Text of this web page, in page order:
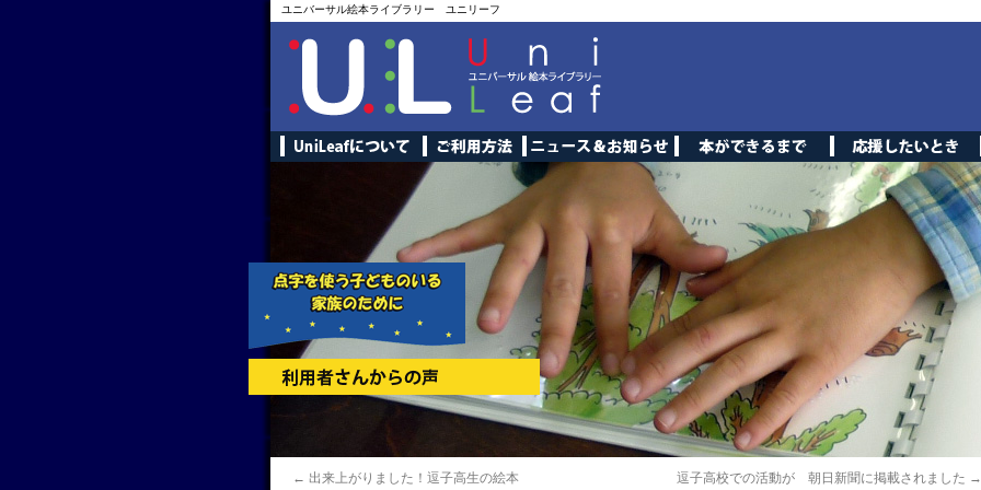
ユニバーサル絵本ライブラリー ユニリーフ
← 出来上がりました！逗子高生の絵本 逗子高校での活動が 朝日新聞に掲載されました →